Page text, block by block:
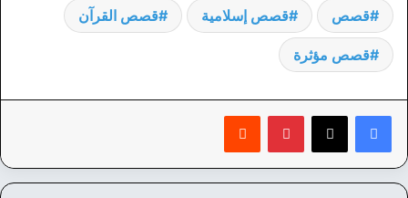
قصص قصص إسلامية قصص القرآن
قصص مؤثرة
بينتيريست